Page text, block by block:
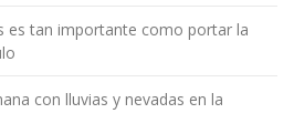
es tan importante como portar la
con lluvias y nevadas en la